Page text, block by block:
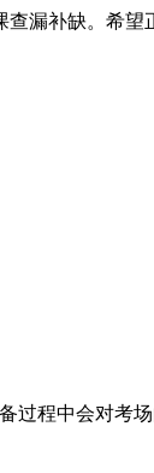
漏补缺。希
过程中会对考